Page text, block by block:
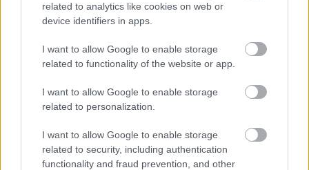
related to analytics like cookies on web or
device identifiers in apps.
I want to allow Google to enable storage
related to functionality of the website or app.
I want to allow Google to enable storage
related to personalization.
I want to allow Google to enable storage
related to security, including authentication
functionality and fraud prevention, and other
AC MilanvsManchester United2026-08-15 18:00
ELŐZŐ MÉRKŐZÉSEK
Támogatás
Támogasd adományoddal
a ManUtdFanatics.hu működését!